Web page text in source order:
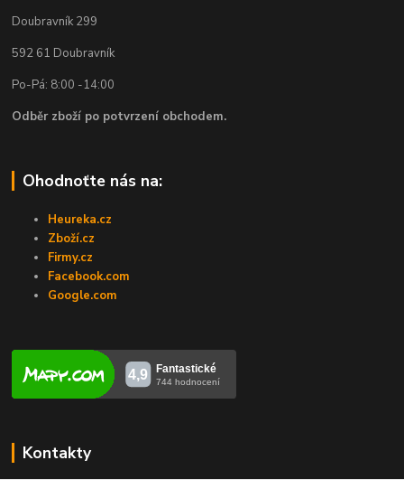
Doubravník 299
592 61 Doubravník
Po-Pá: 8:00 -14:00
Odběr zboží po potvrzení obchodem.
Ohodnoťte nás na:
Heureka.cz
Zboží.cz
Firmy.cz
Facebook.com
Google.com
Kontakty